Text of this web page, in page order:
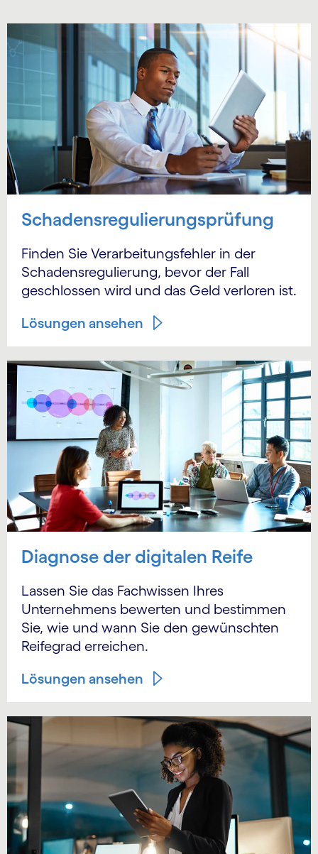
Schadensregulierungsprüfung
Finden Sie Verarbeitungsfehler in der
Schadensregulierung, bevor der Fall
geschlossen wird und das Geld verloren ist.
Lösungen ansehen
Diagnose der digitalen Reife
Lassen Sie das Fachwissen Ihres
Unternehmens bewerten und bestimmen
Sie, wie und wann Sie den gewünschten
Reifegrad erreichen.
Lösungen ansehen